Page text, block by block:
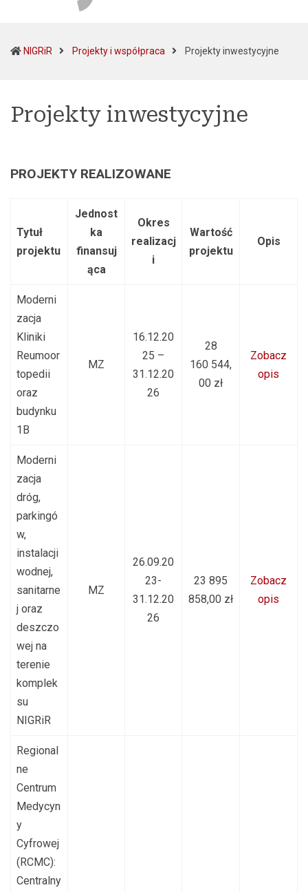
NIGRiR Projekty i współpraca Projekty inwestycyjne
Projekty inwestycyjne
PROJEKTY REALIZOWANE
Tytuł
projektu
Jednost
ka
finansuj
ąca
Okres
realizacj
i
Wartość
projektu
Opis
Moderni
zacja
Kliniki
Reumoor
topedii
oraz
budynku
1B
MZ
16.12.20
25 –
31.12.20
26
28
160 544,
00 zł
Zobacz
opis
Moderni
zacja
dróg,
parkingó
w,
instalacji
wodnej,
sanitarne
j oraz
deszczo
wej na
terenie
komplek
su
NIGRiR
MZ
26.09.20
23-
31.12.20
26
23 895
858,00 zł
Zobacz
opis
Regional
ne
Centrum
Medycyn
y
Cyfrowej
(RCMC):
Centralny